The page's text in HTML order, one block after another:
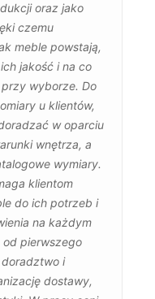
oraz jako
czemu
meble powstają,
jakość i na co
wyborze. Do
u klientów,
w oparciu
wnętrza, a
wymiary.
klientom
do ich potrzeb i
na każdym
od pierwszego
i
dostawy,